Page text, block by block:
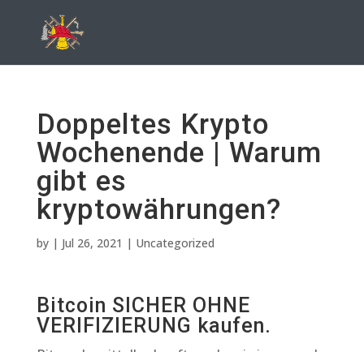
Doppeltes Krypto
Wochenende | Warum
gibt es
kryptowährungen?
by | Jul 26, 2021 | Uncategorized
Bitcoin SICHER OHNE
VERIFIZIERUNG kaufen.